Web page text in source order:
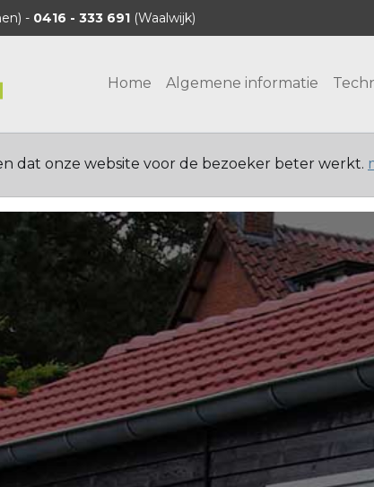
- 0416 - 333 691 (Waalwijk)
Home Algemene informatie
dat onze website voor de bezoeker beter werkt.